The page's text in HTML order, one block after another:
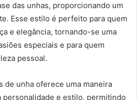
das unhas, proporcionando um
Esse estilo é perfeito para quem
e elegância, tornando-se uma
especiais e para quem
pessoal.
de unha oferece uma maneira
personalidade e estilo, permitindo